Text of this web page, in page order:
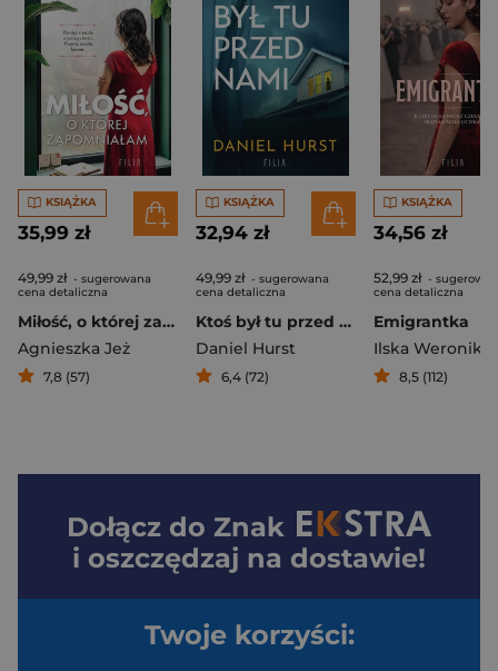
KSIĄŻKA
35,99 zł
49,99 zł - sugerowana
cena detaliczna
Miłość, o której zapomniałam
Agnieszka Jeż
7,8 (57)
KSIĄŻKA
32,94 zł
49,99 zł - sugerowana
cena detaliczna
Ktoś był tu przed nami
Daniel Hurst
6,4 (72)
KSIĄŻKA
34,56 zł
52,99 zł -
cena detaliczna
Emigrantka
Ilska Weronika
8,5 (112)
Dołącz do Znak
i oszczędzaj na dostawie!
Twoje korzyści: